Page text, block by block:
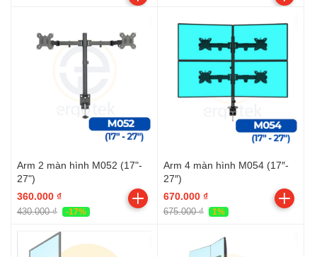
Arm 2 màn hình M052 (17"-
27")
360.000 ₫
430.000 ₫ -17%
Arm 4 màn hình M054 (17″-
27″)
670.000 ₫
675.000 ₫ 1%